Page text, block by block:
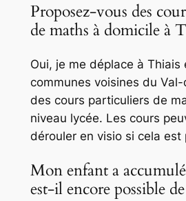
Proposez-vous des
de maths à domicile à
Oui, je me déplace à Thiais
communes voisines du
des cours particuliers de
niveau lycée. Les cours
dérouler en visio si cela est
Mon enfant a
est-il encore possible